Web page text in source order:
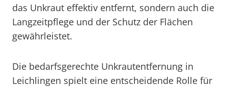
das Unkraut effektiv entfernt, sondern auch die
Langzeitpflege und der Schutz der Flächen
gewährleistet.
Die bedarfsgerechte Unkrautentfernung in
Leichlingen spielt eine entscheidende Rolle für